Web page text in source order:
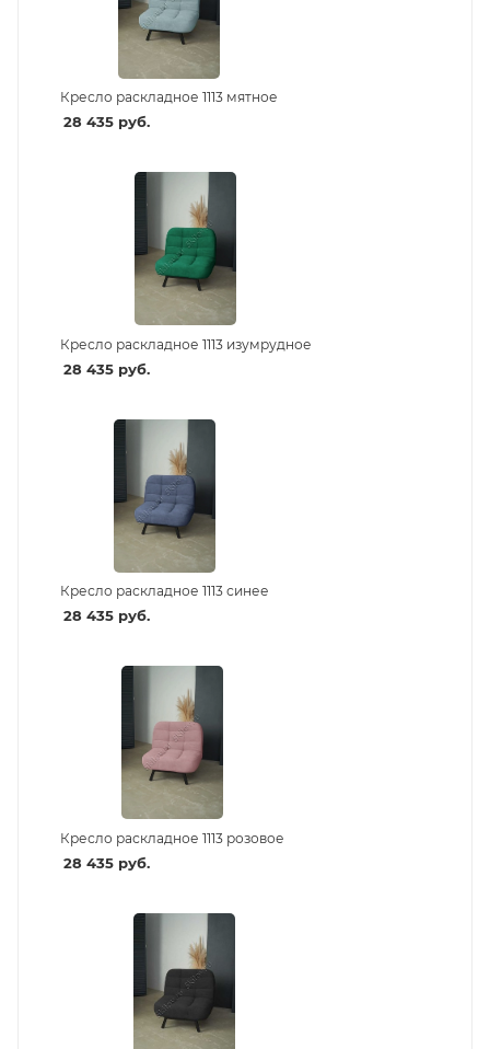
Кресло раскладное 1113 мятное
28 435руб.
Кресло раскладное 1113 изумрудное
28 435руб.
Кресло раскладное 1113 синее
28 435руб.
Кресло раскладное 1113 розовое
28 435руб.